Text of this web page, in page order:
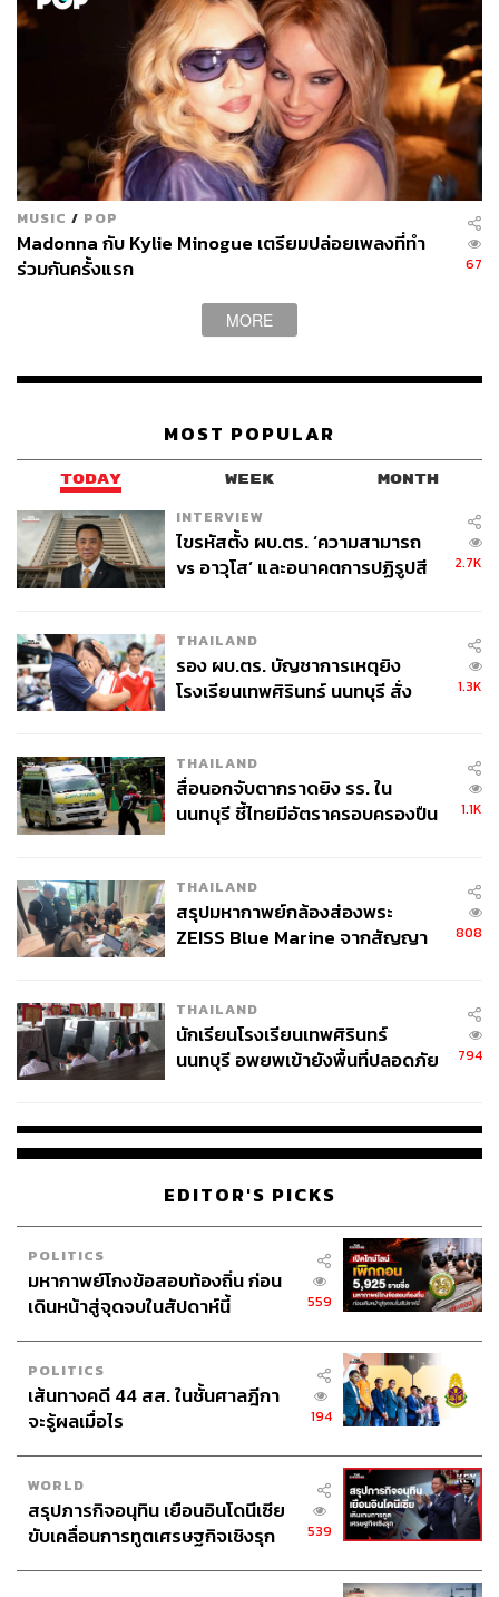
MUSIC / POP
Madonna กับ Kylie Minogue เตรียมปล่อยเพลงที่ทำ
ร่วมกันครั้งแรก
67
MORE
MOST POPULAR
TODAY WEEK MONTH
INTERVIEW
ไขรหัสตั้ง ผบ.ตร. ‘ความสามารถ
vs อาวุโส’ และอนาคตการปฏิรูปสี
2.7K
THAILAND
รอง ผบ.ตร. บัญชาการเหตุยิง
โรงเรียนเทพศิรินทร์ นนทบุรี สั่ง
1.3K
THAILAND
สื่อนอกจับตากราดยิง รร. ใน
นนทบุรี ชี้ไทยมีอัตราครอบครองปืน
1.1K
THAILAND
สรุปมหากาพย์กล้องส่องพระ
ZEISS Blue Marine จากสัญญา
จ่ายหนี้-แอบระบุแบรนด์
808
THAILAND
นักเรียนโรงเรียนเทพศิรินทร์
นนทบุรี อพยพเข้ายังพื้นที่ปลอดภัย
794
EDITOR'S PICKS
POLITICS
มหากาพย์โกงข้อสอบท้องถิ่น ก่อน
เดินหน้าสู่จุดจบในสัปดาห์นี้
559
POLITICS
เส้นทางคดี 44 สส. ในชั้นศาลฎีกา
จะรู้ผลเมื่อไร
194
WORLD
สรุปภารกิจอนุทิน เยือนอินโดนีเซีย
ขับเคลื่อนการทูตเศรษฐกิจเชิงรุก
539